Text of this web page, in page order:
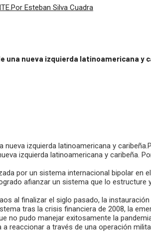
Esteban Silva Cuadra
nueva izquierda latinoamericana y
izquierda latinoamericana y caribeña.
por un sistema internacional bipolar en
afianzar un sistema que lo estructure
al finalizar el siglo pasado, la
tras la crisis financiera de 2008, la
no pudo manejar exitosamente la
reaccionar a través de una operación